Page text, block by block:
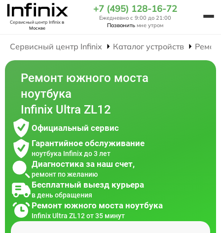
Сервисный центр Infinixв
Москве
+7 (495) 128-16-72
Ежедневно с 9:00 до 21:00
Позвонить мне утром
Сервисный центр Infinix Каталог устройств
Ремонт южного моста
ноутбука
Infinix Ultra ZL12
Официальный сервис
Гарантийное обслуживание
ноутбука Infinix до 3 лет
Диагностика за наш счет,
ремонт по желанию
Бесплатный выезд курьера
в день обращения
Ремонт южного моста ноутбука
Infinix Ultra ZL12 от 35 минут